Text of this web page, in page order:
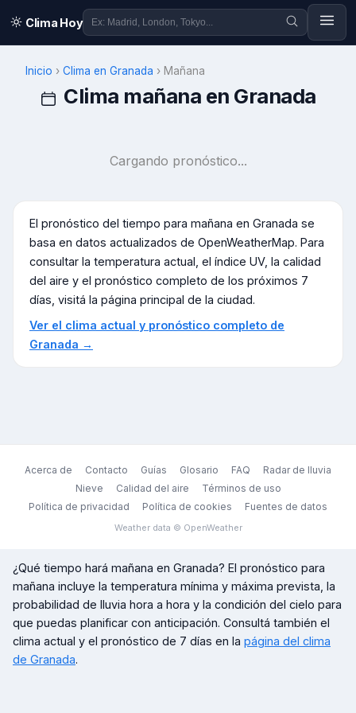
Clima Hoy
Inicio › Clima en Granada › Mañana
Clima mañana en Granada
Cargando pronóstico...
El pronóstico del tiempo para mañana en Granada se
basa en datos actualizados de OpenWeatherMap. Para
consultar la temperatura actual, el índice UV, la calidad
del aire y el pronóstico completo de los próximos 7
días, visitá la página principal de la ciudad.
Ver el clima actual y pronóstico completo de
Granada →
Acerca de Contacto Guías Glosario FAQ
Radar de lluvia
Nieve
Calidad del aire
Términos de uso
Política de privacidad
Política de cookies Fuentes de datos
Weather data © OpenWeather
¿Qué tiempo hará mañana en Granada? El pronóstico para
mañana incluye la temperatura mínima y máxima prevista, la
probabilidad de lluvia hora a hora y la condición del cielo para
que puedas planificar con anticipación. Consultá también el
clima actual y el pronóstico de 7 días en la página del clima
de Granada.